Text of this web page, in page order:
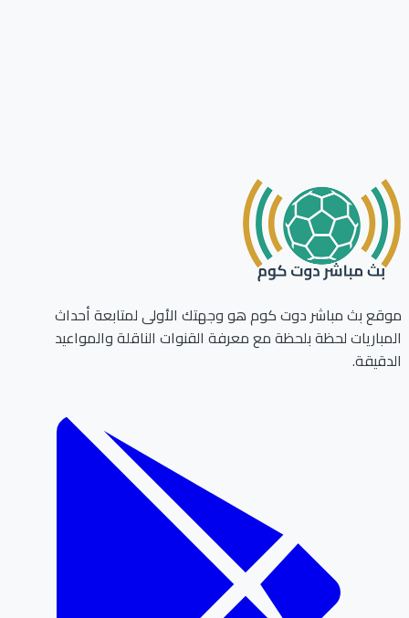
بث مباشر دوت كوم هو وجهتك الأولى لمتابعة أحداث
لحظة بلحظة مع معرفة القنوات الناقلة والمواعيد